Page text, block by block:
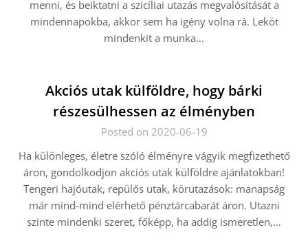
menni, és beiktatni a szicíliai utazás megvalósítását a
mindennapokba, akkor sem ha igény volna rá. Leköt
mindenkit a munka…
Akciós utak külföldre, hogy bárki
részesülhessen az élményben
Posted on 2020-06-19
Ha különleges, életre szóló élményre vágyik megfizethető
áron, gondolkodjon akciós utak külföldre ajánlatokban!
Tengeri hajóutak, repülős utak, körutazások: manapság
már mind-mind elérhető pénztárcabarát áron. Utazni
szinte mindenki szeret, főképp, ha addig ismeretlen,…